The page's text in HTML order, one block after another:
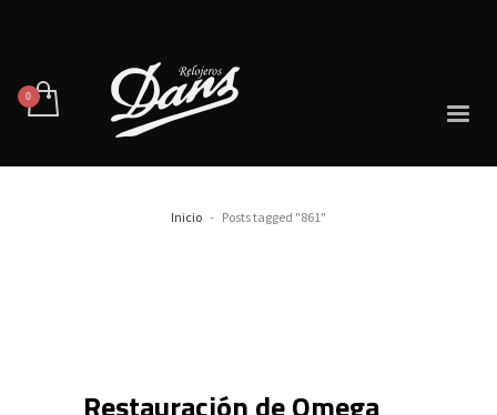
Inicio Posts tagged "861"